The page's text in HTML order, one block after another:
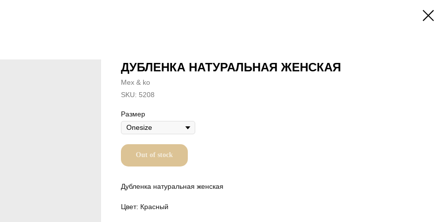
ДУБЛЕНКА НАТУРАЛЬНАЯ ЖЕНСКАЯ
Mex & ko
SKU: 5208
Размер
Out of stock
Дубленка натуральная женская
Цвет: Красный